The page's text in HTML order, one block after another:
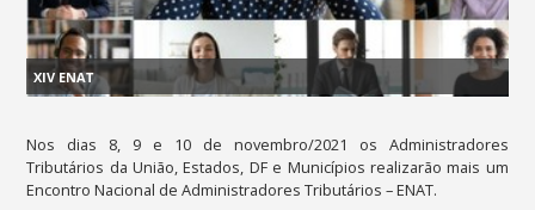
XIV ENAT
Nos dias 8, 9 e 10 de novembro/2021 os Administradores
Tributários da União, Estados, DF e Municípios realizarão mais um
Encontro Nacional de Administradores Tributários – ENAT.